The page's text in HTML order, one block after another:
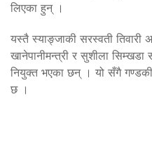
लिएका हुन् ।
यस्तै स्याङ्जाकी सरस्वती तिवारी
खानेपानीमन्त्री र सुशीला सिम्खडा
नियुक्त भएका छन् । यो सँगै
छ ।